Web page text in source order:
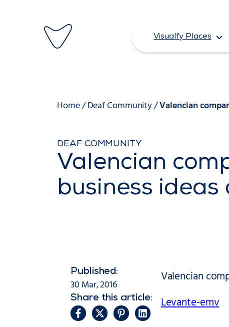
Visualfy Places
Home/Deaf Community/Valencian
DEAF COMMUNITY
Valencian
business
Published:
30 Mar, 2016
Share this article:
Valencian
Levante-emv